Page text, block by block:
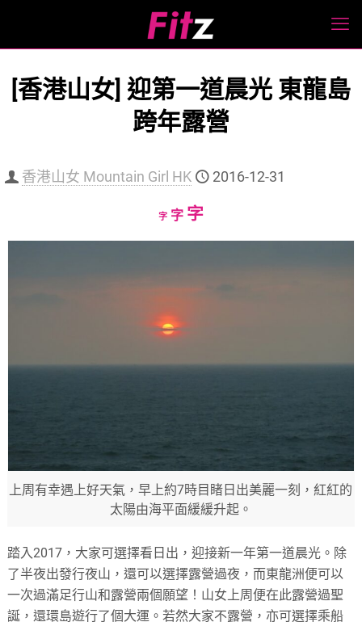
[香港山女] 迎第一道晨光 東龍島
跨年露營
香港山女 Mountain Girl HK 2016-12-31
字Decrease
字Reset
字Increase
上周有幸遇上好天氣，早上約7時目睹日出美麗一刻，紅紅的
太陽由海平面緩緩升起。
踏入2017，大家可選擇看日出，迎接新一年第一道晨光。除
了半夜出發行夜山，還可以選擇露營過夜，而東龍洲便可以
一次過滿足行山和露營兩個願望！山女上周便在此露營過聖
誕，還環島遊行了個大運。若然大家不露營，亦可選擇乘船